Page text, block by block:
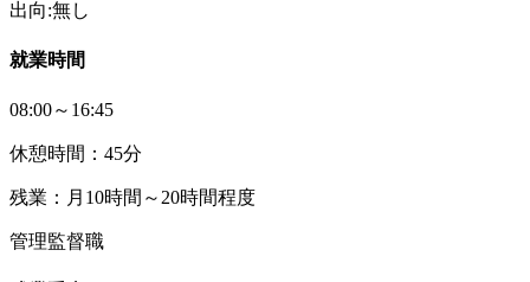
出向:無し
就業時間
08:00～16:45
休憩時間：45分
残業：月10時間～20時間程度
管理監督職